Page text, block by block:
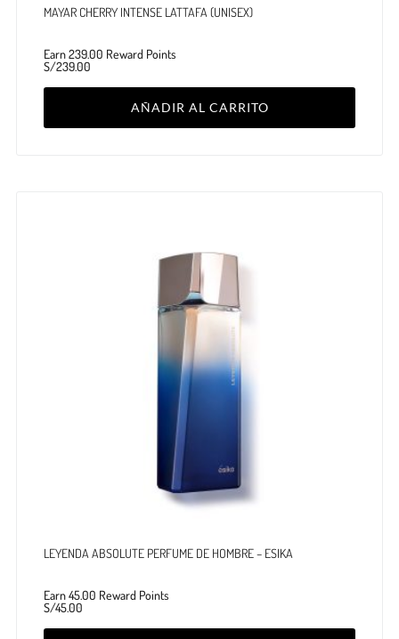
MAYAR CHERRY INTENSE LATTAFA (UNISEX)
Earn 239.00 Reward Points
S/239.00
AÑADIR AL CARRITO
LEYENDA ABSOLUTE PERFUME DE HOMBRE – ESIKA
Earn 45.00 Reward Points
S/45.00